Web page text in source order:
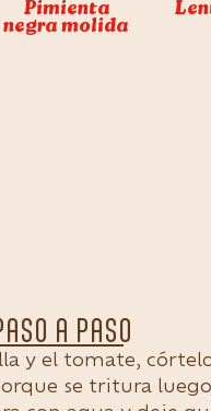
Pimienta
negra molida
A PASO
y el tomate,
se tritura